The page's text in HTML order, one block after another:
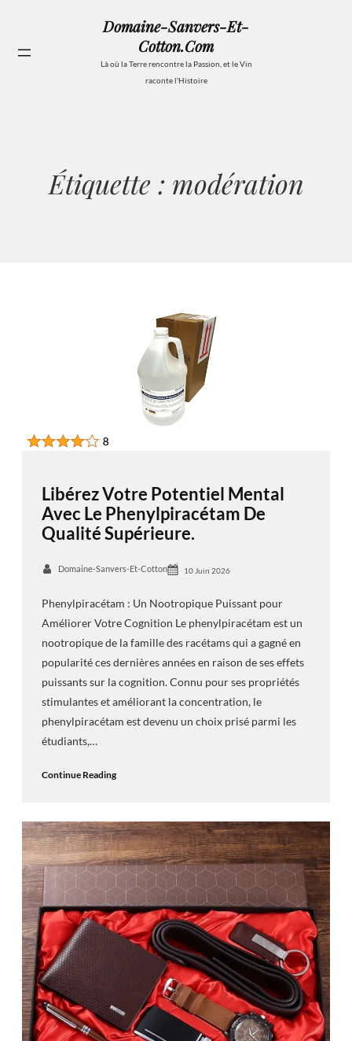
contenu
Domaine-Sanvers-Et-
Cotton.com
Là où la Terre rencontre la Passion, et le Vin
raconte l'Histoire
Étiquette : modération
Libérez Votre Potentiel Mental
Avec Le Phenylpiracétam De
Qualité Supérieure.
Domaine-Sanvers-Et-Cotton 10 Juin 2026
Phenylpiracétam : Un Nootropique Puissant pour
Améliorer Votre Cognition Le phenylpiracétam est un
nootropique de la famille des racétams qui a gagné en
popularité ces dernières années en raison de ses effets
puissants sur la cognition. Connu pour ses propriétés
stimulantes et améliorant la concentration, le
phenylpiracétam est devenu un choix prisé parmi les
étudiants,…
Continue Reading